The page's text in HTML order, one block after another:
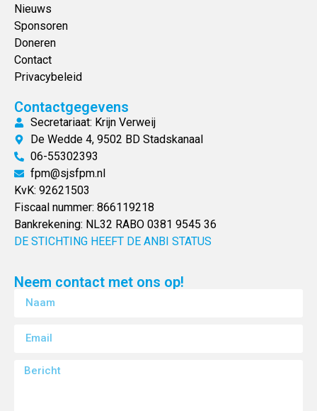
Nieuws
Sponsoren
Doneren
Contact
Privacybeleid
Contactgegevens
Secretariaat: Krijn Verweij
De Wedde 4, 9502 BD Stadskanaal
06-55302393
fpm@sjsfpm.nl
KvK: 92621503
Fiscaal nummer: 866119218
Bankrekening: NL32 RABO 0381 9545 36
DE STICHTING HEEFT DE ANBI STATUS
Neem contact met ons op!